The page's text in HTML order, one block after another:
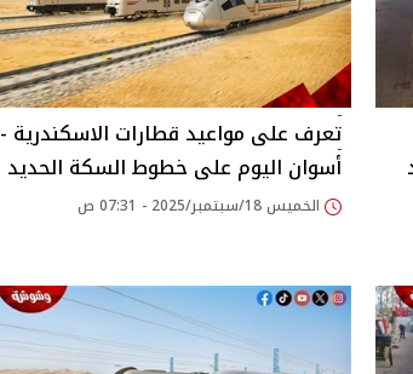
تعرف على مواعيد قطارات الاسكندرية -
أسوان اليوم على خطوط السكة الحديد
الخميس 18/سبتمبر/2025 - 07:31 ص